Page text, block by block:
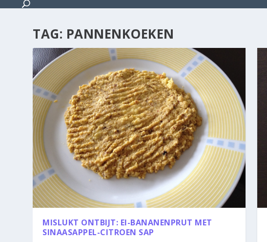
TAG: PANNENKOEKEN
MISLUKT ONTBIJT: EI-BANANENPRUT MET
SINAASAPPEL-CITROEN SAP